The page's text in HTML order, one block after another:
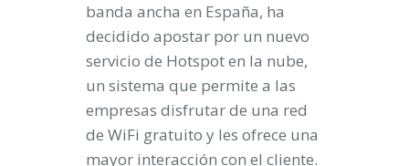
banda ancha en España, ha
decidido apostar por un nuevo
servicio de Hotspot en la nube,
un sistema que permite a las
empresas disfrutar de una red
de WiFi gratuito y les ofrece una
mayor interacción con el cliente.